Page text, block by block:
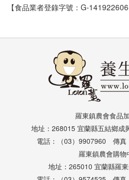
【食品業者登錄字號： G-
羅東鎮農會食品
地址：268015 宜蘭縣五結鄉成
電話：（03）9907960 傳真
羅東鎮農會購物
地址：265010 宜蘭縣羅